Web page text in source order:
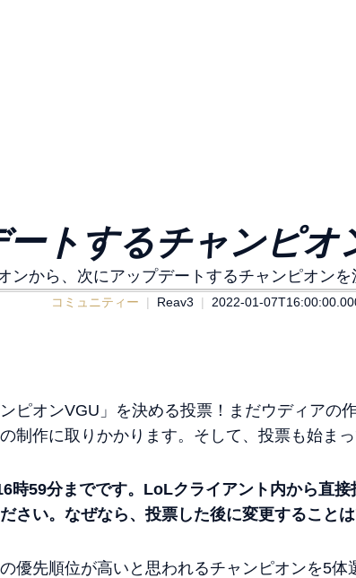
ートするチャンピオ
ンから、次にアップデートするチャンピオンを
コミュニティー Reav3 2022-01-
ピオンVGU」を決める投票！まだウディアの
制作に取りかかります。そして、投票も始まっ
時59分までです。 LoLクライアント内から直
さい。なぜなら、投票した後に変更することは
優先順位が高いと思われるチャンピオンを5